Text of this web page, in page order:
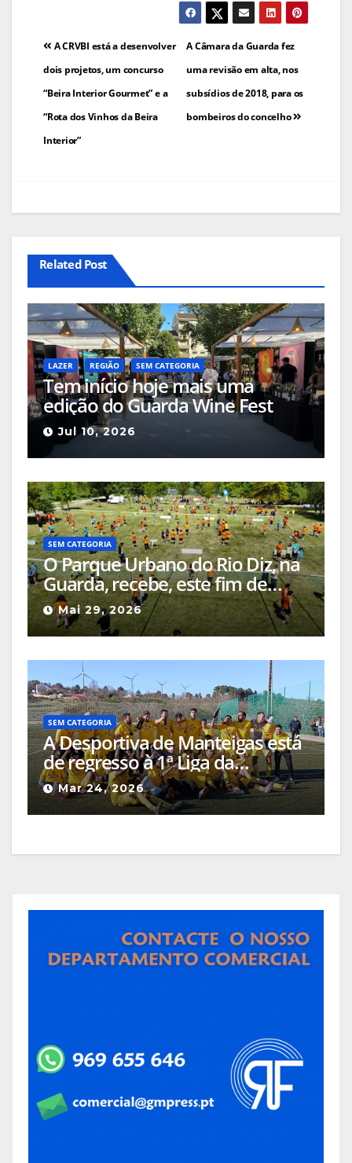
Navegação
de
artigos
A Câmara da Guarda fez
uma revisão em alta, nos
subsídios de 2018, para os
bombeiros do concelho
A CRVBI está a desenvolver
dois projetos, um concurso
“Beira Interior Gourmet” e a
“Rota dos Vinhos da Beira
Interior”
Related Post
LAZER REGIÃO SEM CATEGORIA
Tem início hoje mais uma
edição do Guarda Wine Fest
Jul 10, 2026
SEM CATEGORIA
O Parque Urbano do Rio Diz, na
Guarda, recebe, este fim de
semana, a Final Nacional do
Gira Volei
Mai 29, 2026
SEM CATEGORIA
A Desportiva de Manteigas está
de regresso à 1ª Liga da
Associação de Futebol da
Guarda
Mar 24, 2026